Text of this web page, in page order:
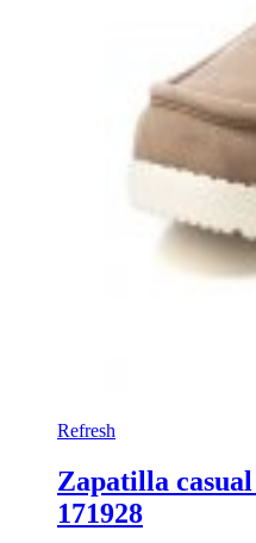
Refresh
Zapatilla
171928